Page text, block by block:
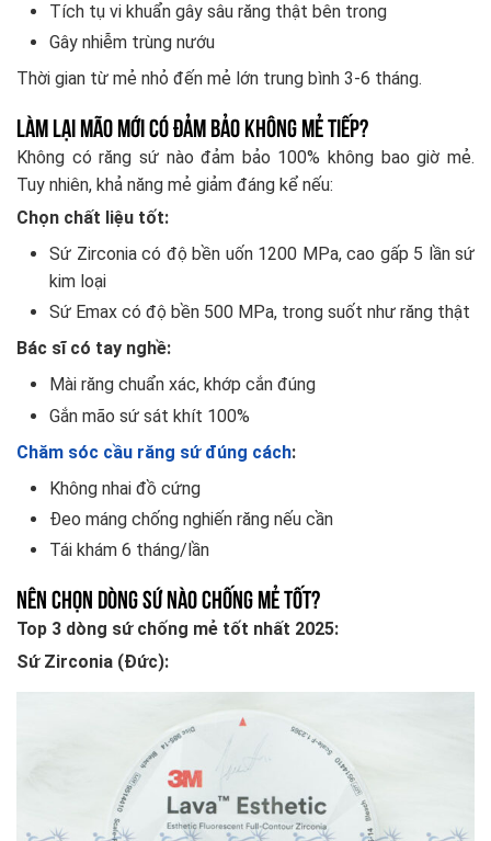
Tích tụ vi khuẩn gây sâu răng thật bên trong
Gây nhiễm trùng nướu
Thời gian từ mẻ nhỏ đến mẻ lớn trung bình 3-6 tháng.
Làm lại mão mới có đảm bảo không mẻ tiếp?
Không có răng sứ nào đảm bảo 100% không bao giờ mẻ.
Tuy nhiên, khả năng mẻ giảm đáng kể nếu:
Chọn chất liệu tốt:
Sứ Zirconia có độ bền uốn 1200 MPa, cao gấp 5 lần sứ
kim loại
Sứ Emax có độ bền 500 MPa, trong suốt như răng thật
Bác sĩ có tay nghề:
Mài răng chuẩn xác, khớp cắn đúng
Gắn mão sứ sát khít 100%
Chăm sóc cầu răng sứ đúng cách:
Không nhai đồ cứng
Đeo máng chống nghiến răng nếu cần
Tái khám 6 tháng/lần
Nên chọn dòng sứ nào chống mẻ tốt?
Top 3 dòng sứ chống mẻ tốt nhất 2025:
Sứ Zirconia (Đức):